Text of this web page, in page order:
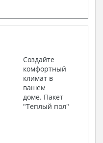
Создайте
комфортный
климат в
вашем
доме. Пакет
"Теплый пол"